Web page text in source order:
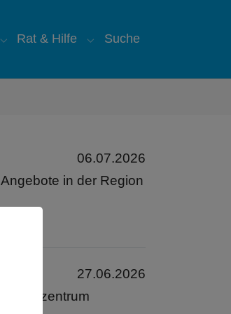
"Glauben"
Submenu for "Leben"
Rat & Hilfe
Submenu for "Rat &
Suche
06.07.2026
in der Region
27.06.2026